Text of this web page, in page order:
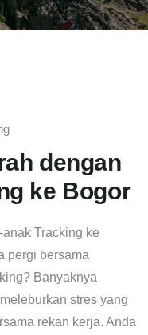
dengan
ke Bogor
Tracking ke
pergi bersama
Banyaknya
stres yang
rekan kerja. Anda